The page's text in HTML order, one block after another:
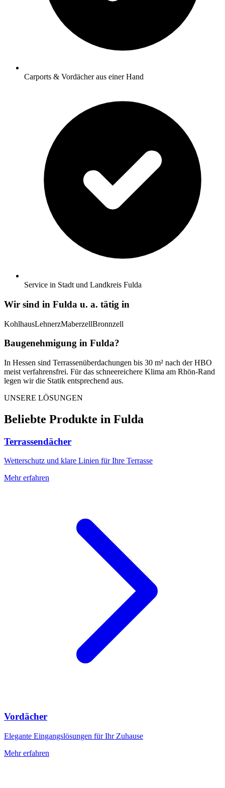
Carports & Vordächer aus einer Hand
Service in Stadt und Landkreis Fulda
Wir sind in Fulda u. a. tätig in
KohlhausLehnerzMaberzellBronnzell
Baugenehmigung in Fulda?
In Hessen sind Terrassenüberdachungen bis 30 m² nach der HBO
meist verfahrensfrei. Für das schneereichere Klima am Rhön-Rand
legen wir die Statik entsprechend aus.
UNSERE LÖSUNGEN
Beliebte Produkte in Fulda
Terrassendächer
Wetterschutz und klare Linien für Ihre Terrasse
Mehr erfahren
Vordächer
Elegante Eingangslösungen für Ihr Zuhause
Mehr erfahren